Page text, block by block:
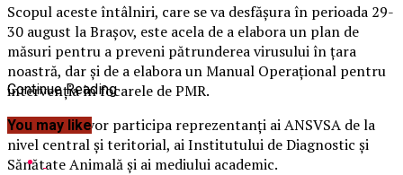
Scopul aceste întâlniri, care se va desfăşura în perioada 29-
30 august la Braşov, este acela de a elabora un plan de
măsuri pentru a preveni pătrunderea virusului în ţara
noastră, dar şi de a elabora un Manual Operaţional pentru
intervenţia în focarele de PMR.
La întâlnire vor participa reprezentanţi ai ANSVSA de la
nivel central şi teritorial, ai Institutului de Diagnostic şi
Sănătate Animală şi ai mediului academic.
Continue Reading
You may like